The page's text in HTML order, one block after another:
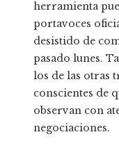
herramienta
portavoces
desistido de
pasado lunes.
los de las otras
conscientes de
observan con
negociaciones.